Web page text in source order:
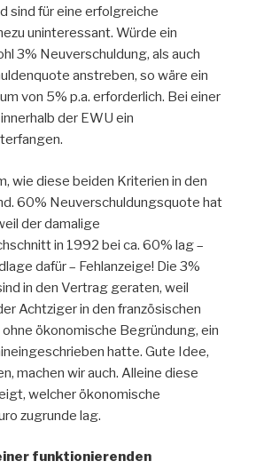
sind für eine erfolgreiche
uninteressant. Würde ein
3% Neuverschuldung, als auch
anstreben, so wäre ein
von 5% p.a. erforderlich. Bei einer
der EWU ein
wie diese beiden Kriterien in den
60% Neuverschuldungsquote hat
der damalige
in 1992 bei ca. 60% lag –
dafür – Fehlanzeige! Die 3%
in den Vertrag geraten, weil
Achtziger in den französischen
ökonomische Begründung, ein
hatte. Gute Idee,
machen wir auch. Alleine diese
welcher ökonomische
zugrunde lag.
funktionierenden